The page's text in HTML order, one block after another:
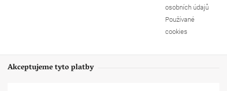
osobních údajů
Používané
cookies
Akceptujeme tyto platby